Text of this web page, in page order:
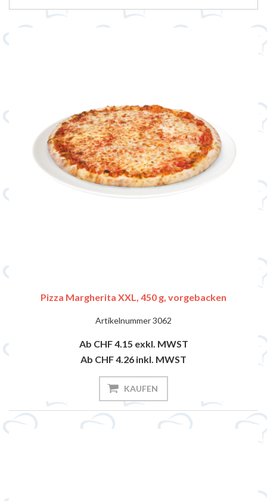
Pizza Margherita XXL, 450 g, vorgebacken
Artikelnummer3062
Ab CHF 4.15 exkl. MWST
Ab CHF 4.26 inkl. MWST
KAUFEN